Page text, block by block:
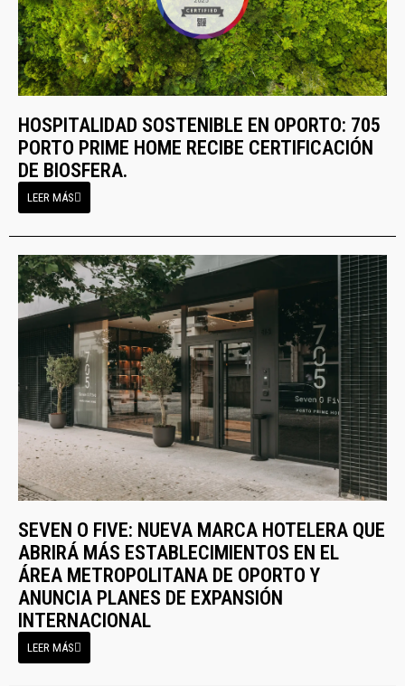
HOSPITALIDAD SOSTENIBLE EN OPORTO: 705
PORTO PRIME HOME RECIBE CERTIFICACIÓN
DE BIOSFERA.
LEER MÁS
SEVEN O FIVE: NUEVA MARCA HOTELERA QUE
ABRIRÁ MÁS ESTABLECIMIENTOS EN EL
ÁREA METROPOLITANA DE OPORTO Y
ANUNCIA PLANES DE EXPANSIÓN
INTERNACIONAL
LEER MÁS